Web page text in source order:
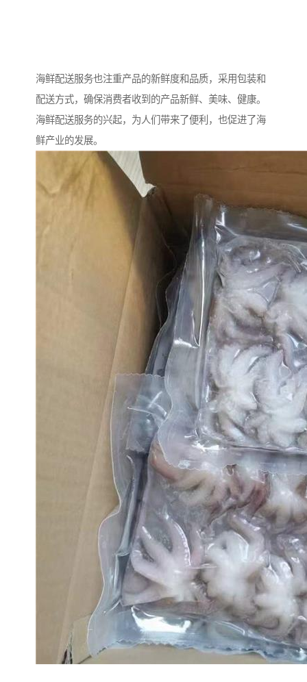
海鲜配送服务也注重产品的新鲜度和品质，采用包装和
配送方式，确保消费者收到的产品新鲜、美味、健康。
海鲜配送服务的兴起，为人们带来了便利，也促进了海
鲜产业的发展。